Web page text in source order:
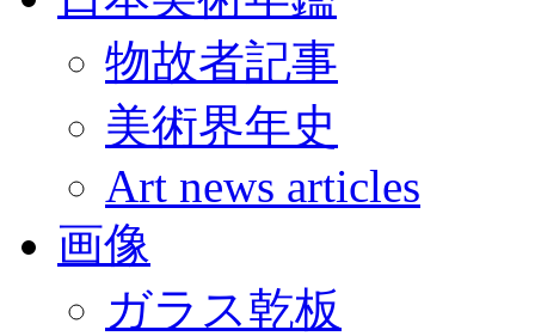
物故者記事
美術界年史
Art news articles
画像
ガラス乾板